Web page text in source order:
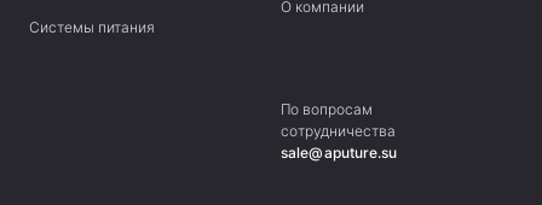
Системы питания
О компании
По вопросам
сотрудничества
sale@aputure.su